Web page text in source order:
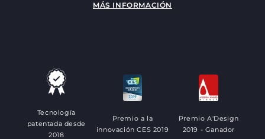
MÁS INFORMACIÓN
Tecnología
patentada desde
2018
Premio a la
innovación CES 2019
Premio A'Design
2019 - Ganador